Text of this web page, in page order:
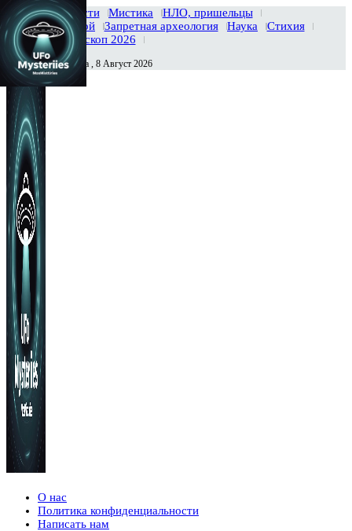
Главная Новости Мистика
НЛО, пришельцы
Тайны вселенной
Запретная археология Наука
Стихия
История
Гороскоп 2026
Сегодня Суббота , 8 Август 2026
О нас
Политика конфиденциальности
Написать нам